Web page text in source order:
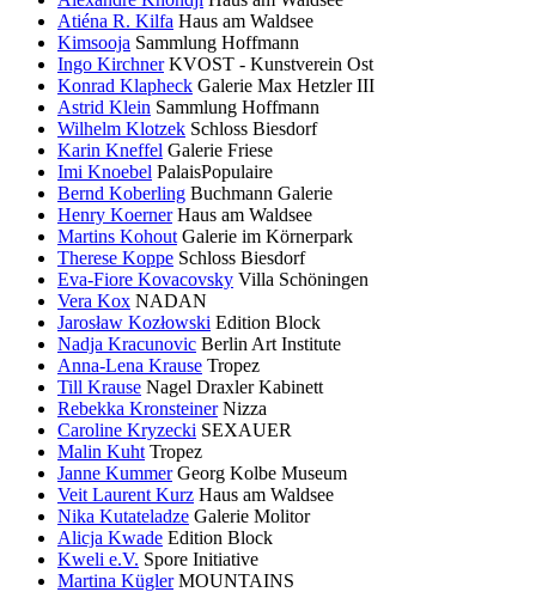
Atiéna R. Kilfa Haus am Waldsee
Kimsooja Sammlung Hoffmann
Ingo Kirchner KVOST - Kunstverein Ost
Konrad Klapheck Galerie Max Hetzler III
Astrid Klein Sammlung Hoffmann
Wilhelm Klotzek Schloss Biesdorf
Karin Kneffel Galerie Friese
Imi Knoebel PalaisPopulaire
Bernd Koberling Buchmann Galerie
Henry Koerner Haus am Waldsee
Martins Kohout Galerie im Körnerpark
Therese Koppe Schloss Biesdorf
Eva-Fiore Kovacovsky Villa Schöningen
Vera Kox NADAN
Jarosław Kozłowski Edition Block
Nadja Kracunovic Berlin Art Institute
Anna-Lena Krause Tropez
Till Krause Nagel Draxler Kabinett
Rebekka Kronsteiner Nizza
Caroline Kryzecki SEXAUER
Malin Kuht Tropez
Janne Kummer Georg Kolbe Museum
Veit Laurent Kurz Haus am Waldsee
Nika Kutateladze Galerie Molitor
Alicja Kwade Edition Block
Kweli e.V. Spore Initiative
Martina Kügler MOUNTAINS